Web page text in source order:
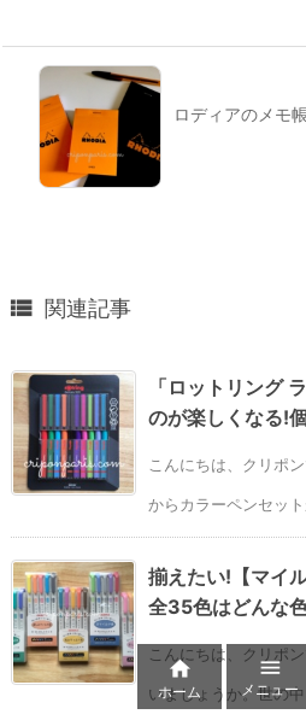
ロディアのメモ
 関連記事
「ロットリング
のが楽しくなる!
こんにちは、クリポ
からカラーペンセッ
揃えたい!【マイ
全35色はどんな
こんにちは、クリポ
いましょうか。世の

ホーム

メニュー